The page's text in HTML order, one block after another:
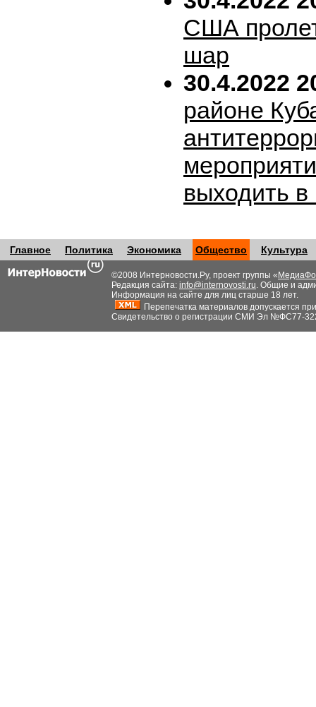
США
шар
30.4.2022
районе
выходить
Главное Политика Экономика Общество Культура
©2008 Интерновости.Ру, проект группы «
Редакция сайта: info@internovosti.ru. Общие и
Информация на сайте для лиц старше 18 лет.
Перепечатка материалов допускается
Свидетельство о регистрации СМИ Эл №ФС77-